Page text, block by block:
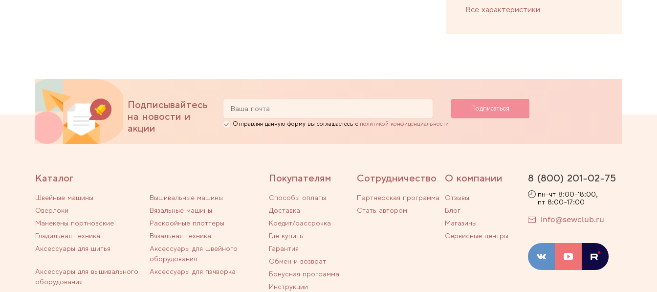
Все характеристики
Подписывайтесь
на новости и
акции
Отправляя данную форму вы соглашаетесь с политикой конфиденциальности
Каталог
Швейные машины
Вышивальные машины
Оверлоки
Вязальные машины
Манекены портновские
Раскройные плоттеры
Гладильная техника
Вязальная техника
Аксессуары для шитья
Аксессуары для швейного
оборудования
Аксессуары для вышивального
оборудования
Аксессуары для пэчворка
Покупателям
Способы оплаты
Доставка
Кредит/рассрочка
Где купить
Гарантия
Обмен и возврат
Бонусная программа
Инструкции
Сотрудничество
Партнерская программа
Стать автором
О компании
Отзывы
Блог
Магазины
Сервисные центры
8 (800) 201-02-75
пн-чт 8:00-18:00,
пт 8:00-17:00
info@sewclub.ru